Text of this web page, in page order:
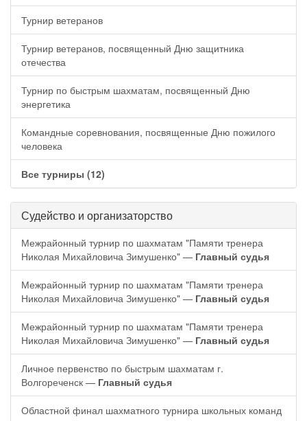
Турнир ветеранов
Турнир ветеранов, посвященный Дню защитника
отечества
Турнир по быстрым шахматам, посвященный Дню
энергетика
Командные соревнования, посвященные Дню пожилого
человека
Все турниры (12)
Судейство и организаторство
Межрайонный турнир по шахматам "Памяти тренера
Николая Михайловича Зимушенко" — Главный судья
Межрайонный турнир по шахматам "Памяти тренера
Николая Михайловича Зимушенко" — Главный судья
Межрайонный турнир по шахматам "Памяти тренера
Николая Михайловича Зимушенко" — Главный судья
Личное первенство по быстрым шахматам г.
Волгореченск — Главный судья
Областной финал шахматного турнира школьных команд